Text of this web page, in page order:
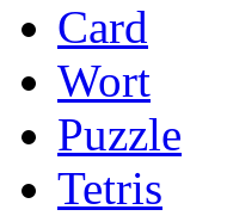
Card
Wort
Puzzle
Tetris